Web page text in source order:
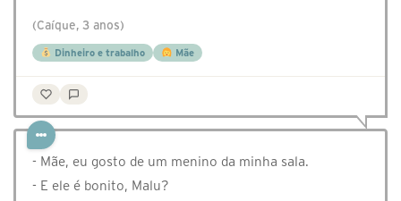
(Caíque, 3 anos)
Dinheiro e trabalho Mãe
- Mãe, eu gosto de um menino da minha sala.⠀
- E ele é bonito, Malu?⠀